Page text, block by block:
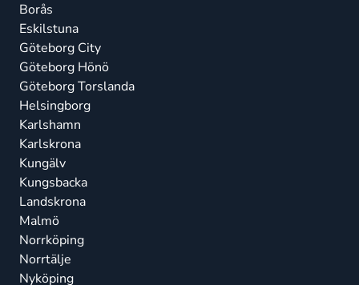
Borås
Eskilstuna
Göteborg City
Göteborg Hönö
Göteborg Torslanda
Helsingborg
Karlshamn
Karlskrona
Kungälv
Kungsbacka
Landskrona
Malmö
Norrköping
Norrtälje
Nyköping